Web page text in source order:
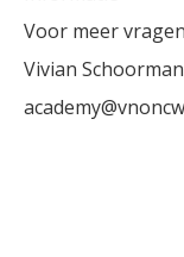
Voor meer
Vivian